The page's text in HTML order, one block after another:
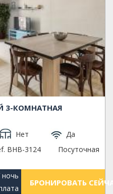
3-КОМНАТНАЯ
Нет
Да
BHB-3124
Посуточная
БРОНИРОВАТЬ